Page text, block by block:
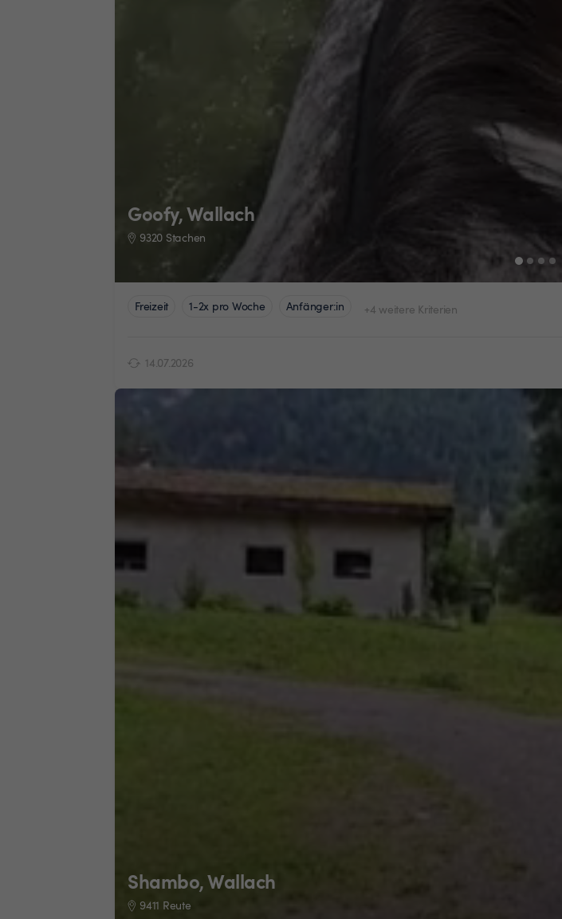
Goofy, Wallach
9320 Stachen
Freizeit 1-2x pro Woche Anfänger:in +4 weitere Kriterien
14.07.2026
Shambo, Wallach
9411 Reute